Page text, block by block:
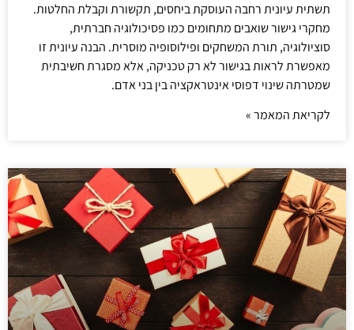
תשתית עיונית רחבה העוסקת ביחסים, תקשורת וקבלת החלטות.
מחקרי גישור שואבים מתחומים כמו פסיכולוגיה חברתית,
סוציולוגיה, תורת המשחקים ופילוסופיה מוסרית. הבנה עיונית זו
מאפשרת לראות בגישור לא רק טכניקה, אלא מסגרת חשיבתית
שמטרתה שינוי דפוסי אינטראקציה בין בני אדם.
לקריאת המאמר »